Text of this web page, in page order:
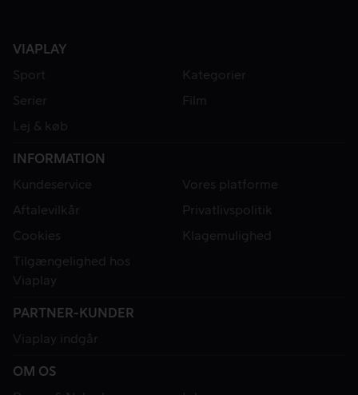
VIAPLAY
Sport
Kategorier
Serier
Film
Lej & køb
INFORMATION
Kundeservice
Vores platforme
Aftalevilkår
Privatlivspolitik
Cookies
Klagemulighed
Tilgængelighed hos
Viaplay
PARTNER-KUNDER
Viaplay indgår
OM OS